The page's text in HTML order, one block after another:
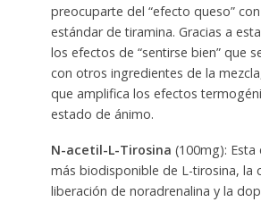
preocuparte del “efecto queso”
estándar de tiramina. Gracias a
los efectos de “sentirse bien” que
con otros ingredientes de la
que amplifica los efectos
estado de ánimo.
N-acetil-L-Tirosina (100mg): Esta
más biodisponible de L-tirosina, la
liberación de noradrenalina y la